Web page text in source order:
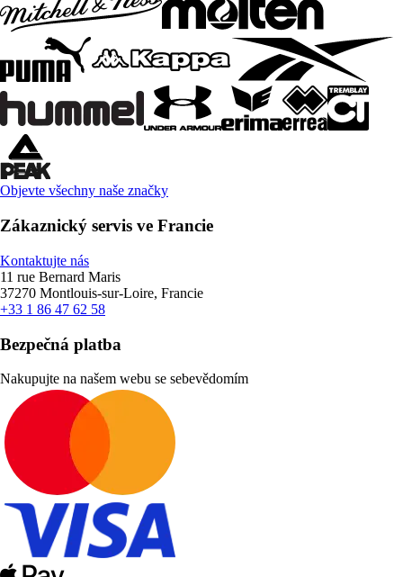
Objevte všechny naše značky
Zákaznický servis ve Francie
Kontaktujte nás
11 rue Bernard Maris
37270 Montlouis-sur-Loire, Francie
+33 1 86 47 62 58
Bezpečná platba
Nakupujte na našem webu se sebevědomím